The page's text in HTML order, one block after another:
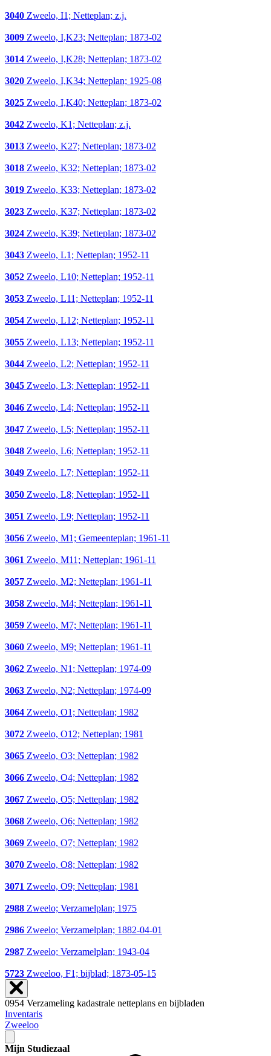
3040 Zweelo, I1; Netteplan; z.j.
3009 Zweelo, I,K23; Netteplan; 1873-02
3014 Zweelo, I,K28; Netteplan; 1873-02
3020 Zweelo, I,K34; Netteplan; 1925-08
3025 Zweelo, I,K40; Netteplan; 1873-02
3042 Zweelo, K1; Netteplan; z.j.
3013 Zweelo, K27; Netteplan; 1873-02
3018 Zweelo, K32; Netteplan; 1873-02
3019 Zweelo, K33; Netteplan; 1873-02
3023 Zweelo, K37; Netteplan; 1873-02
3024 Zweelo, K39; Netteplan; 1873-02
3043 Zweelo, L1; Netteplan; 1952-11
3052 Zweelo, L10; Netteplan; 1952-11
3053 Zweelo, L11; Netteplan; 1952-11
3054 Zweelo, L12; Netteplan; 1952-11
3055 Zweelo, L13; Netteplan; 1952-11
3044 Zweelo, L2; Netteplan; 1952-11
3045 Zweelo, L3; Netteplan; 1952-11
3046 Zweelo, L4; Netteplan; 1952-11
3047 Zweelo, L5; Netteplan; 1952-11
3048 Zweelo, L6; Netteplan; 1952-11
3049 Zweelo, L7; Netteplan; 1952-11
3050 Zweelo, L8; Netteplan; 1952-11
3051 Zweelo, L9; Netteplan; 1952-11
3056 Zweelo, M1; Gemeenteplan; 1961-11
3061 Zweelo, M11; Netteplan; 1961-11
3057 Zweelo, M2; Netteplan; 1961-11
3058 Zweelo, M4; Netteplan; 1961-11
3059 Zweelo, M7; Netteplan; 1961-11
3060 Zweelo, M9; Netteplan; 1961-11
3062 Zweelo, N1; Netteplan; 1974-09
3063 Zweelo, N2; Netteplan; 1974-09
3064 Zweelo, O1; Netteplan; 1982
3072 Zweelo, O12; Netteplan; 1981
3065 Zweelo, O3; Netteplan; 1982
3066 Zweelo, O4; Netteplan; 1982
3067 Zweelo, O5; Netteplan; 1982
3068 Zweelo, O6; Netteplan; 1982
3069 Zweelo, O7; Netteplan; 1982
3070 Zweelo, O8; Netteplan; 1982
3071 Zweelo, O9; Netteplan; 1981
2988 Zweelo; Verzamelplan; 1975
2986 Zweelo; Verzamelplan; 1882-04-01
2987 Zweelo; Verzamelplan; 1943-04
5723 Zweeloo, F1; bijblad; 1873-05-15
0954 Verzameling kadastrale netteplans en bijbladen
Inventaris
Zweeloo
Mijn Studiezaal